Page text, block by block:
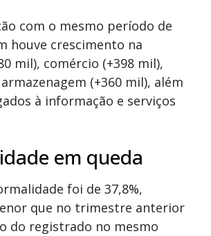
com o mesmo período de
houve crescimento na
mil), comércio (+398 mil),
(+360 mil), além
à informação e serviços
em queda
foi de 37,8%,
que no trimestre anterior
do registrado no mesmo